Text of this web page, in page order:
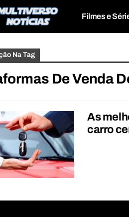
Filmes e
Na Tag
De Venda
As
carro